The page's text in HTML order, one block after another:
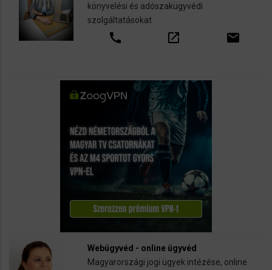
könyvelési és adószakügyvédi
szolgáltatásokat
call open_in_new email
Webügyvéd - online ügyvéd
Magyarországi jogi ügyek intézése, online